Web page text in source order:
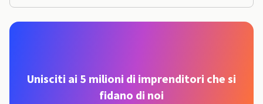
Unisciti ai 5 milioni di imprenditori che si
fidano di noi